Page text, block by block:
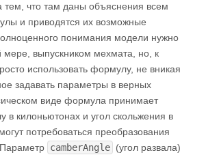
тем, что там даны объяснения всем
и приводятся их возможные
понимания модели нужно
выпускником мехмата, но, к
использовать формулу, не вникая
задавать параметры в верных
виде формула принимает
в килоньютонах и угол скольжения в
потребоваться преобразования
camberAngle (угол развала)